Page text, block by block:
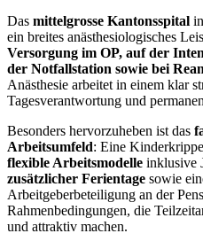
Das mittelgrosse Kantonsspital
ein breites anästhesiologisches
Versorgung im OP, auf der
der Notfallstation sowie bei
Anästhesie arbeitet in einem klar
Tagesverantwortung und
Besonders hervorzuheben ist das
Arbeitsumfeld: Eine
flexible Arbeitsmodelle inklusive
zusätzlicher Ferientage sowie
Arbeitgeberbeteiligung an der
Rahmenbedingungen, die
und attraktiv machen.